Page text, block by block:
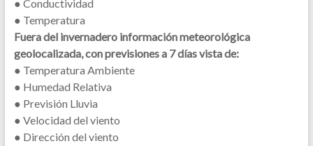
● Conductividad
● Temperatura
Fuera del invernadero información meteorológica
geolocalizada, con previsiones a 7 días vista de:
● Temperatura Ambiente
● Humedad Relativa
● Previsión Lluvia
● Velocidad del viento
● Dirección del viento